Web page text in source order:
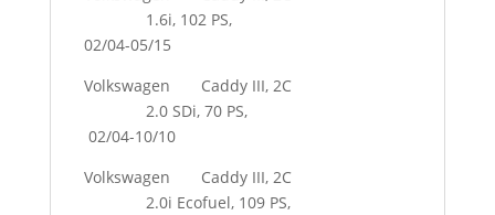
1.6i, 102 PS,
02/04-05/15
Volkswagen Caddy III, 2C
2.0 SDi, 70 PS,
02/04-10/10
Volkswagen Caddy III, 2C
2.0i Ecofuel, 109 PS,